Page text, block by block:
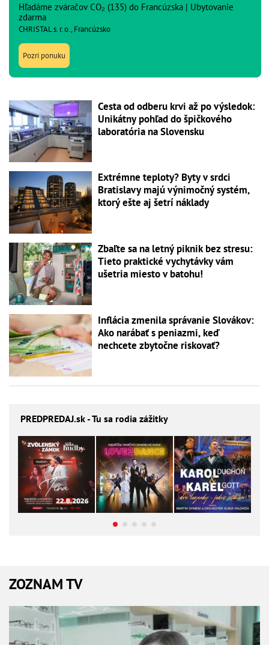
Hľadáme zváračov CO₂ (135) do Francúzska | Ubytovanie
zdarma
CHRISTAL s. r. o., Francúzsko
Pozri ponuku
Cesta od odberu krvi až po výsledok:
Unikátny pohľad do špičkového
laboratória na Slovensku
Extrémne teploty? Byty v srdci
Bratislavy majú výnimočný systém,
ktorý ešte aj šetrí náklady
Zbaľte sa na letný piknik bez stresu:
Tieto praktické vychytávky vám
ušetria miesto v batohu!
Inflácia zmenila správanie Slovákov:
Ako narábať s peniazmi, keď
nechcete zbytočne riskovať?
PREDPREDAJ.sk - Tu sa rodia zážitky
ZOZNAM TV